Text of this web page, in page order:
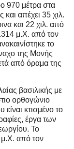
970 μέτρα στα
απέχει 35 χιλ.
και 22 χιλ. από
μ.Χ. από τον
το
της Μονής
από όραμα της
βασιλικής με
ορθογώνιο
κτισμένο το
έργα των
Το
από τον